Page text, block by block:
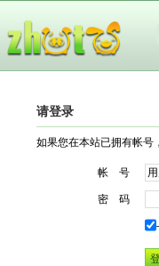
请登录
如果您在本站已拥有帐号
帐 号
密 码